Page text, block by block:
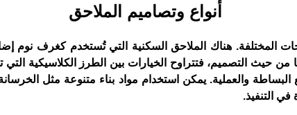
​أنواع وتصاميم الملاحق
المختلفة. هناك الملاحق السكنية التي تُستخدم كغرف نوم
حيث التصميم، فتتراوح الخيارات بين الطرز الكلاسيكية التي
البساطة والعملية. يمكن استخدام مواد بناء متنوعة مثل
التنفيذ.